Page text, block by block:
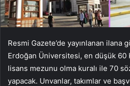
Resmi Gazete’de yayınlanan ilana
Erdoğan Üniversitesi, en düşük 60
lisans mezunu olma kuralı ile 70
yapacak. Unvanlar, takımlar ve